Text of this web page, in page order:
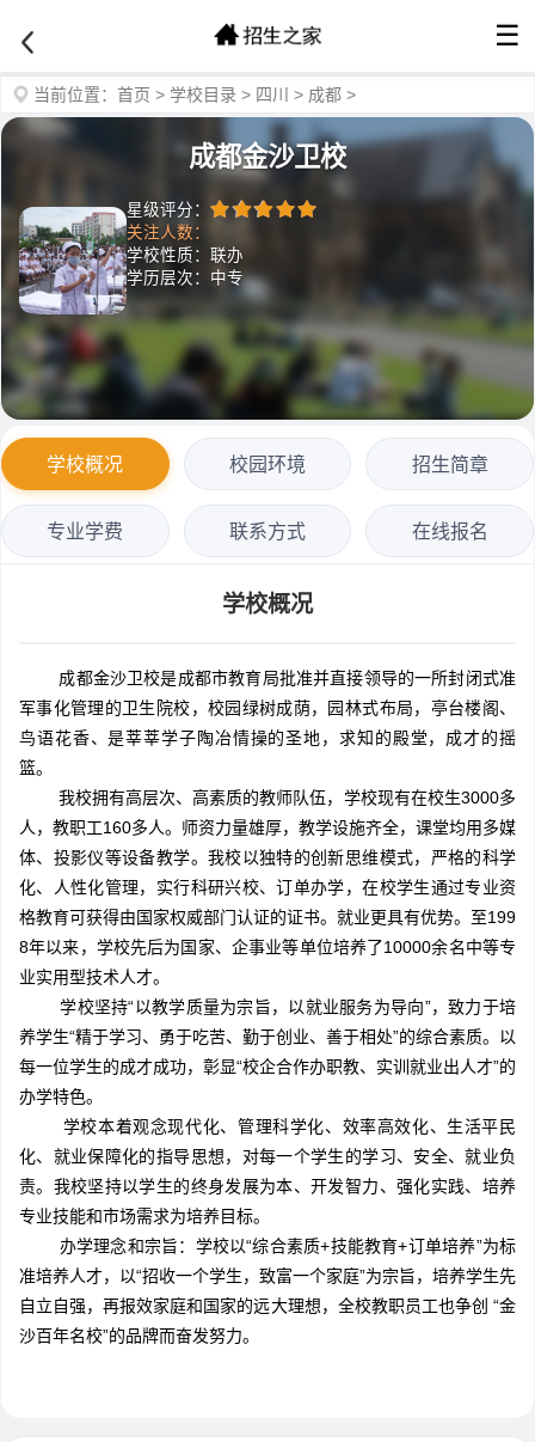
☰
当前位置： 首页 > 学校目录 > 四川 > 成都 >
成都金沙卫校
星级评分：
关注人数：
学校性质：联办
学历层次：中专
学校概况 校园环境 招生简章
专业学费 联系方式 在线报名
学校概况
成都金沙卫校是成都市教育局批准并直接领导的一所封闭式准
军事化管理的卫生院校，校园绿树成荫，园林式布局，亭台楼阁、
鸟语花香、是莘莘学子陶冶情操的圣地，求知的殿堂，成才的摇
篮。
我校拥有高层次、高素质的教师队伍，学校现有在校生3000多
人，教职工160多人。师资力量雄厚，教学设施齐全，课堂均用多媒
体、投影仪等设备教学。我校以独特的创新思维模式，严格的科学
化、人性化管理，实行科研兴校、订单办学，在校学生通过专业资
格教育可获得由国家权威部门认证的证书。就业更具有优势。至199
8年以来，学校先后为国家、企事业等单位培养了10000余名中等专
业实用型技术人才。
学校坚持“以教学质量为宗旨，以就业服务为导向”，致力于培
养学生“精于学习、勇于吃苦、勤于创业、善于相处”的综合素质。以
每一位学生的成才成功，彰显“校企合作办职教、实训就业出人才”的
办学特色。
学校本着观念现代化、管理科学化、效率高效化、生活平民
化、就业保障化的指导思想，对每一个学生的学习、安全、就业负
责。我校坚持以学生的终身发展为本、开发智力、强化实践、培养
专业技能和市场需求为培养目标。
办学理念和宗旨：学校以“综合素质+技能教育+订单培养”为标
准培养人才，以“招收一个学生，致富一个家庭”为宗旨，培养学生先
自立自强，再报效家庭和国家的远大理想，全校教职员工也争创 “金
沙百年名校”的品牌而奋发努力。